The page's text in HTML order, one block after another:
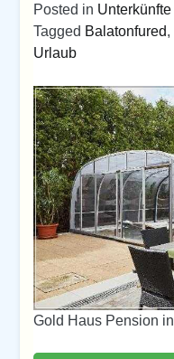
Posted in Unterkünfte
Tagged Balatonfured,
Urlaub
Gold Haus Pension in